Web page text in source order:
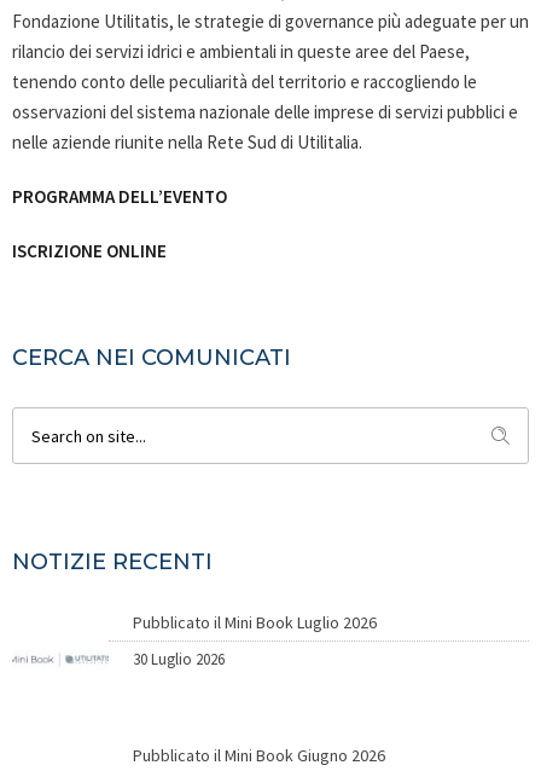
Fondazione Utilitatis, le strategie di governance più adeguate per un
rilancio dei servizi idrici e ambientali in queste aree del Paese,
tenendo conto delle peculiarità del territorio e raccogliendo le
osservazioni del sistema nazionale delle imprese di servizi pubblici e
nelle aziende riunite nella Rete Sud di Utilitalia.
PROGRAMMA DELL’EVENTO
ISCRIZIONE ONLINE
CERCA NEI COMUNICATI
NOTIZIE RECENTI
Pubblicato il Mini Book Luglio 2026
30 Luglio 2026
Pubblicato il Mini Book Giugno 2026